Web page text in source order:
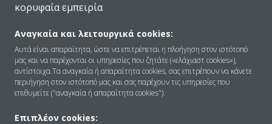
Ποιοι είμαστε
Λύσεις
κορυφαία εμπειρία
Αναγκαία και λειτουργικά cookies:
Αυτά είναι απαραίτητα, ώστε να επιτρέπεται η πλοήγηση στον ιστότοπό
μας και να παρέχονται οι υπηρεσίες που ζητάτε («ελάχιαστ cookies»),
αντίστοιχα.Τα αναγκαία ή απαραίτητα cookies, σας επιτρέπουν να κάνετε
περιήγηση στον ιστότοπό μας και σας παρέχουν τις υπηρεσίες που
επιθυμείτε ("αναγκαία ή απαραίτητα cookies").
Επιπλέον cookies: